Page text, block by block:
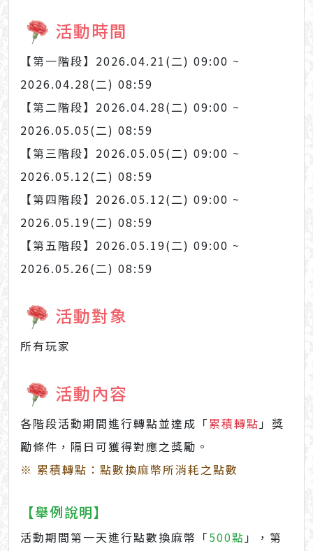
活動時間
【第一階段】2026.04.21(二) 09:00 ~
2026.04.28(二) 08:59
【第二階段】2026.04.28(二) 09:00 ~
2026.05.05(二) 08:59
【第三階段】2026.05.05(二) 09:00 ~
2026.05.12(二) 08:59
【第四階段】2026.05.12(二) 09:00 ~
2026.05.19(二) 08:59
【第五階段】2026.05.19(二) 09:00 ~
2026.05.26(二) 08:59
活動對象
所有玩家
活動內容
各階段活動期間進行轉點並達成「累積轉點」獎
勵條件，隔日可獲得對應之獎勵。
※ 累積轉點：點數換麻幣所消耗之點數
【舉例說明】
活動期間第一天進行點數換麻幣「500點」，第